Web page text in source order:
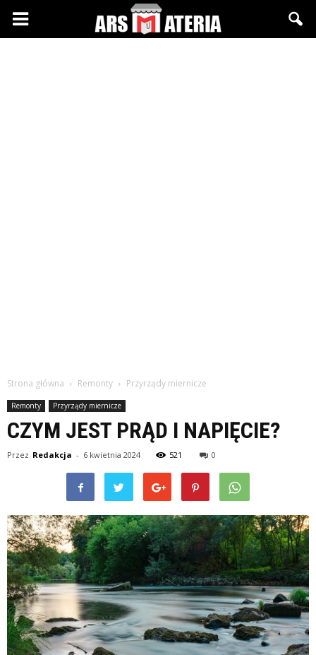
Arsmateria.pl
Strona główna Remonty Przyrządy miernicze
Remonty Przyrządy miernicze
CZYM JEST PRĄD I NAPIĘCIE?
Przez Redakcja - 6 kwietnia 2024 521 0